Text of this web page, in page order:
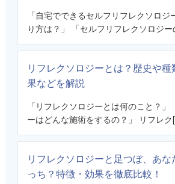
「自宅でできるセルフリフレクソロ
り方は？」 「セルフリフレクソロジ
リフレクソロジーとは？歴史や
果などを解説
「リフレクソロジーとは何のこと？
ーはどんな施術をするの？」 リフレク
リフレクソロジーと足つぼ、あ
っち？特徴・効果を徹底比較！